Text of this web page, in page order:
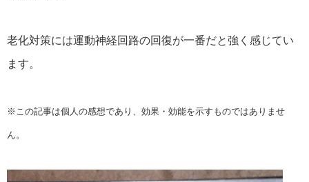
老化対策には運動神経回路の回復が一番だと強く感じてい
ます。
※この記事は個人の感想であり、効果・効能を示すものではありませ
ん。